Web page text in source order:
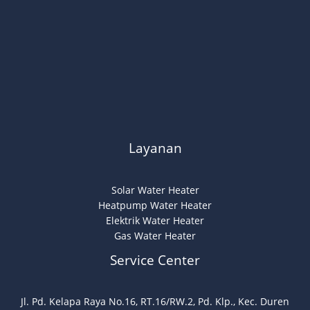
Layanan
Solar Water Heater
Heatpump Water Heater
Elektrik Water Heater
Gas Water Heater
Service Center
Jl. Pd. Kelapa Raya No.16, RT.16/RW.2, Pd. Klp., Kec. Duren